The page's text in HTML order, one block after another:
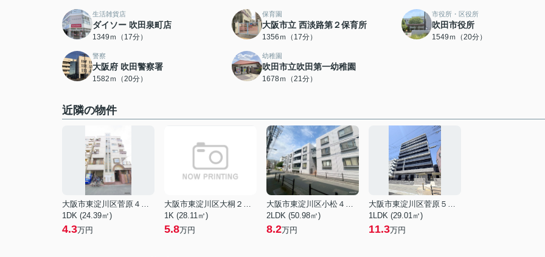
生活雑貨店
ダイソー 吹田泉町店
1349ｍ（17分）
保育園
大阪市立 西淡路第２保育所
1356ｍ（17分）
市役所・区役所
吹田市役所
1549ｍ（20分）
警察
大阪府 吹田警察署
1582ｍ（20分）
幼稚園
吹田市立吹田第一幼稚園
1678ｍ（21分）
近隣の物件
大阪市東淀川区菅原４丁目
1DK (24.39㎡)
4.3万円
大阪市東淀川区大桐２丁目
1K (28.11㎡)
5.8万円
大阪市東淀川区小松４丁目
2LDK (50.98㎡)
8.2万円
大阪市東淀川区菅原５丁目
1LDK (29.01㎡)
11.3万円